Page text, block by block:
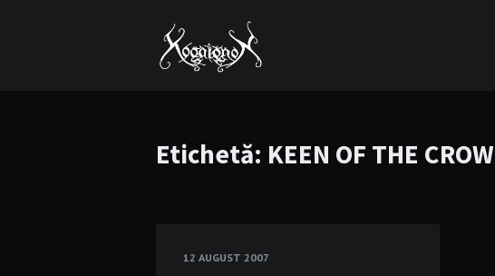
Etichetă: KEEN OF THE CROW
12 AUGUST 2007